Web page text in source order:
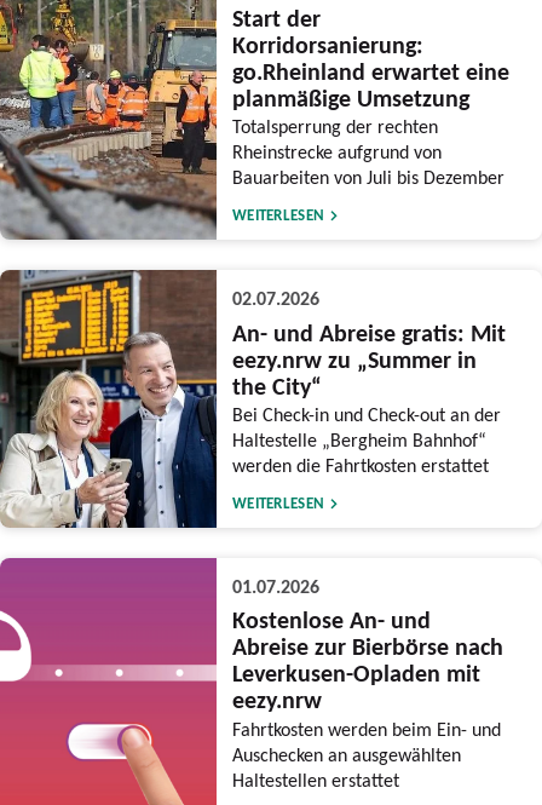
Start der
Korridorsanierung:
go.Rheinland erwartet eine
planmäßige Umsetzung
Totalsperrung der rechten
Rheinstrecke aufgrund von
Bauarbeiten von Juli bis Dezember
WEITERLESEN
02.07.2026
An- und Abreise gratis: Mit
eezy.nrw zu „Summer in
the City“
Bei Check-in und Check-out an der
Haltestelle „Bergheim Bahnhof“
werden die Fahrtkosten erstattet
WEITERLESEN
01.07.2026
Kostenlose An- und
Abreise zur Bierbörse nach
Leverkusen-Opladen mit
eezy.nrw
Fahrtkosten werden beim Ein- und
Auschecken an ausgewählten
Haltestellen erstattet